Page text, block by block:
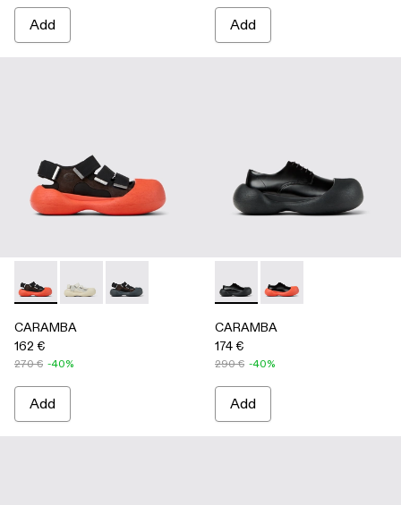
Add Add
CARAMBA - A500053-005 - BLACK
CARAMBA - A500053-004 - WHITE
CARAMBA - A500053-001 - BLACK
CARAMBA
162 €
270 € -40%
Add
CARAMBA - A500052-001
CARAMBA -
CARAMBA
174 €
290 € -40%
Add